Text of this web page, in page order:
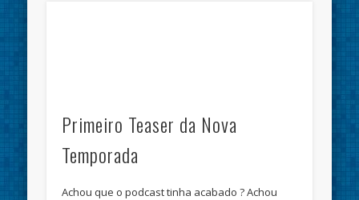
Primeiro Teaser da Nova
Temporada
Achou que o podcast tinha acabado ? Achou